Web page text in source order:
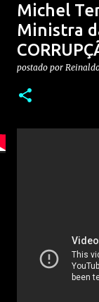
Michel
Ministra
postado por